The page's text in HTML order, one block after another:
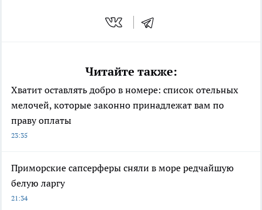
Читайте также:
Хватит оставлять добро в номере: список отельных
мелочей, которые законно принадлежат вам по
праву оплаты
23:35
Приморские сапсерферы сняли в море редчайшую
белую ларгу
21:34